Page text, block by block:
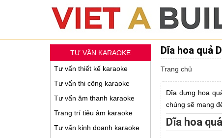
Dĩa hoa quả
Trang chủ
Dĩa đựng hoa
chúng sẽ mang
Dĩa hoa
TƯ VẤN KARAOKE
Tư vấn thiết kế karaoke
Tư vấn thi công karaoke
Tư vấn âm thanh karaoke
Trang trí tiêu âm karaoke
Tư vấn kinh doanh karaoke